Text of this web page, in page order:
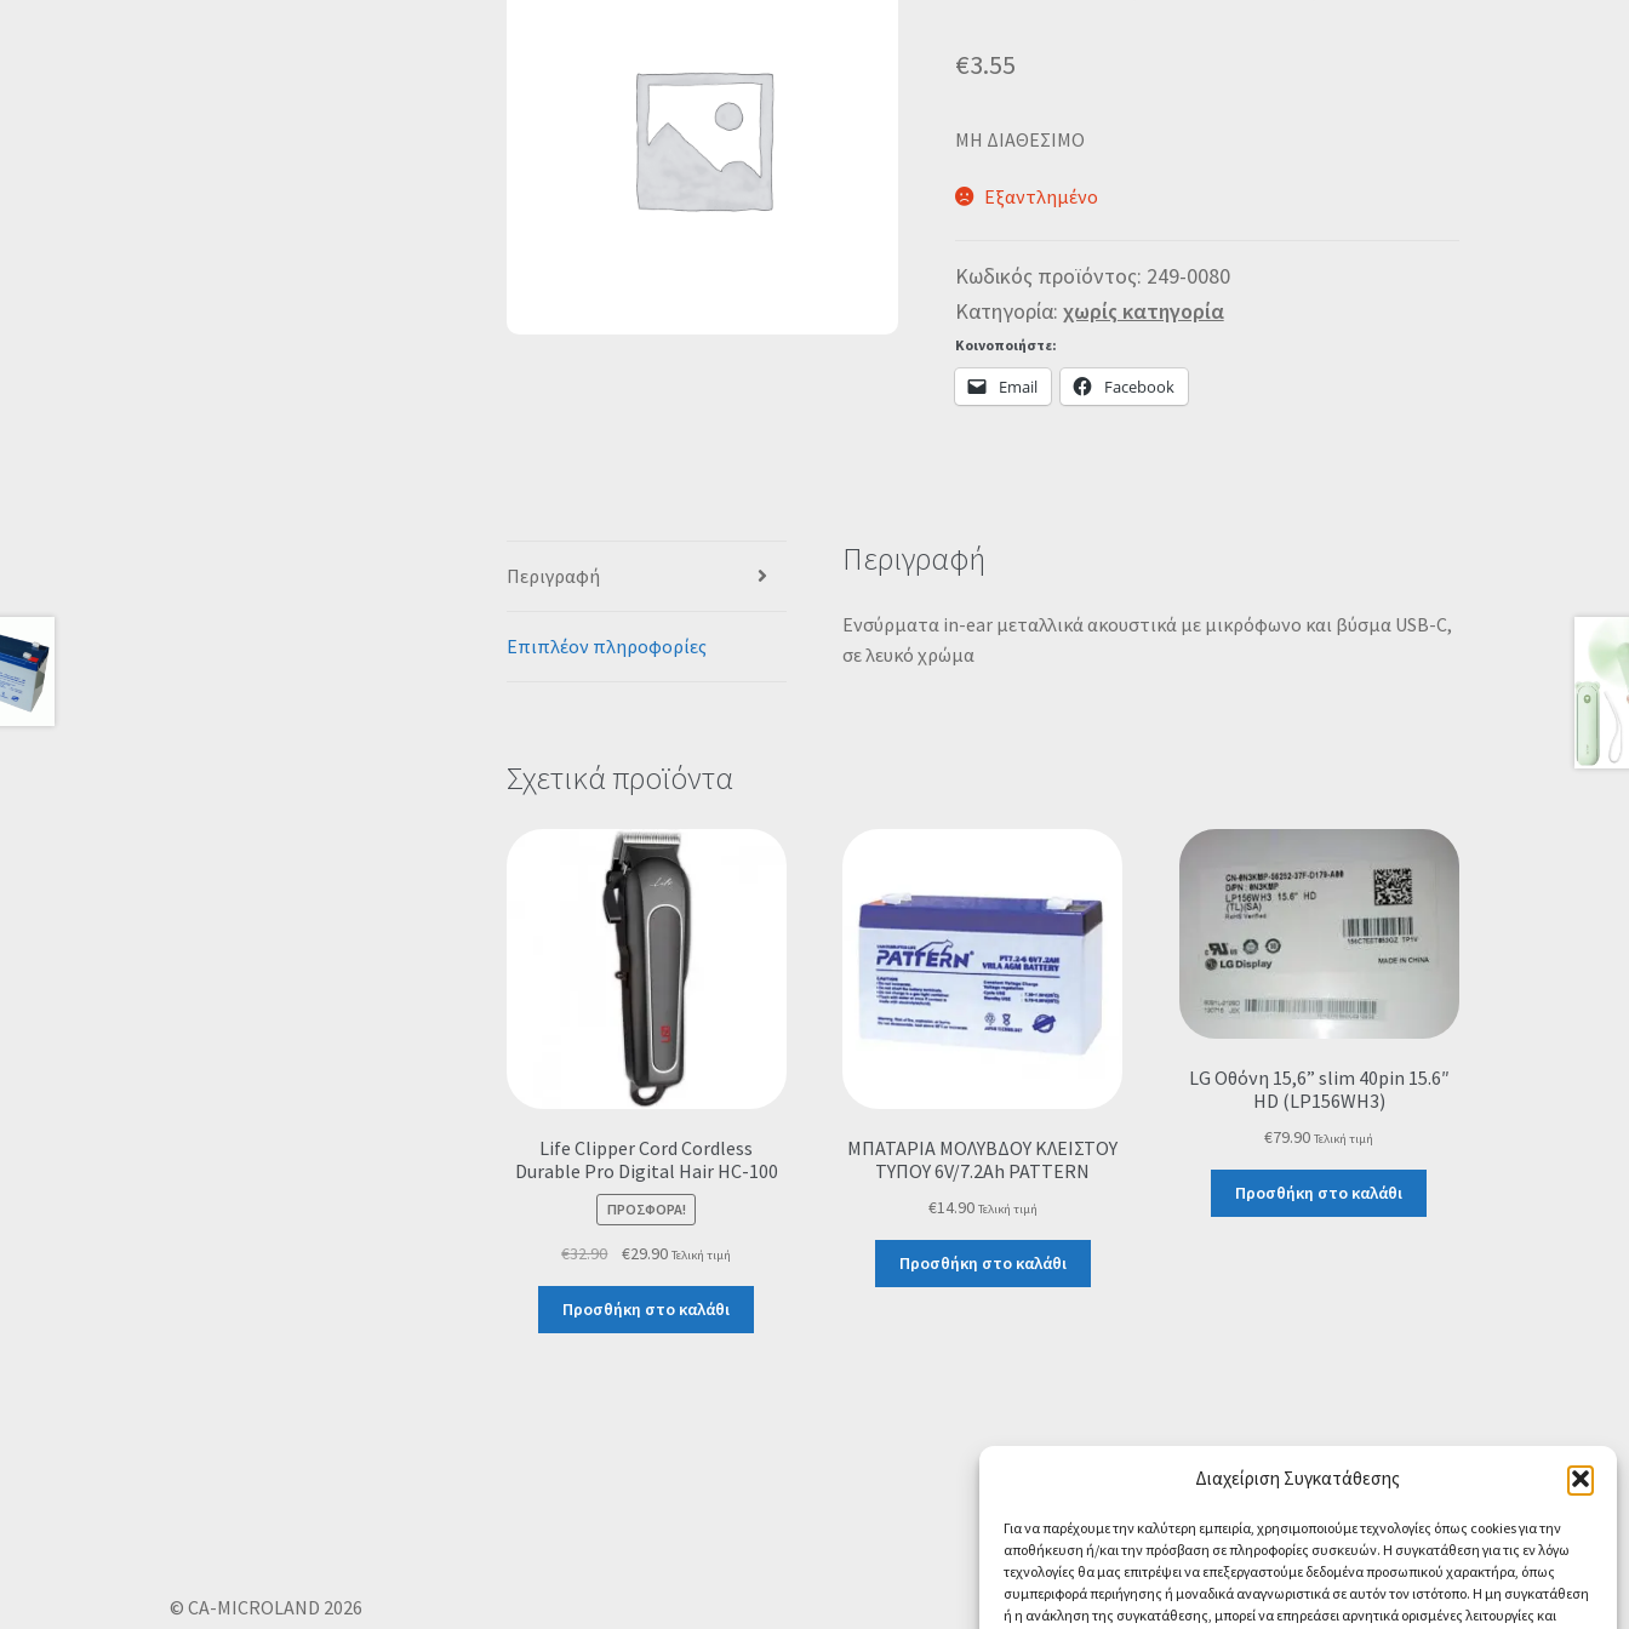
Διαχείριση Συγκατάθεσης
Για να παρέχουμε την καλύτερη εμπειρία, χρησιμοποιούμε τεχνολογίες όπως cookies για την
αποθήκευση ή/και την πρόσβαση σε πληροφορίες συσκευών. Η συγκατάθεση για τις εν λόγω
τεχνολογίες θα μας επιτρέψει να επεξεργαστούμε δεδομένα προσωπικού χαρακτήρα, όπως
συμπεριφορά περιήγησης ή μοναδικά αναγνωριστικά σε αυτόν τον ιστότοπο. Η μη συγκατάθεση
ή η ανάκληση της συγκατάθεσης, μπορεί να επηρεάσει αρνητικά ορισμένες λειτουργίες και
€3.55
MΗ ΔΙΑΘΕΣΙΜΟ
Εξαντλημένο
Κωδικός προϊόντος: 249-0080
Κατηγορία: χωρίς κατηγορία
Κοινοποιήστε:
Email Facebook
Περιγραφή
Επιπλέον πληροφορίες
Περιγραφή
Ενσύρματα in-ear μεταλλικά ακουστικά με μικρόφωνο και βύσμα USB-C,
σε λευκό χρώμα
Σχετικά προϊόντα
Life Clipper Cord Cordless
Durable Pro Digital Hair HC-100
ΠΡΟΣΦΟΡΆ!
€32.90
Original
was:
€32.90.
€29.90Η
τιμή
είναι:
Τελική τιμή
Προσθήκη στο καλάθι
ΜΠΑΤΑΡΙΑ ΜΟΛΥΒΔΟΥ ΚΛΕΙΣΤΟΥ
ΤΥΠΟΥ 6V/7.2Ah PATTERN
€14.90 Τελική τιμή
Προσθήκη στο καλάθι
LG Οθόνη 15,6” slim 40pin 15.6″
HD (LP156WH3)
€79.90 Τελική τιμή
Προσθήκη στο καλάθι
© CA-MICROLAND 2026